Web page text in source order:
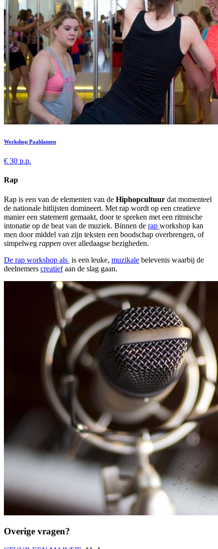
Workshop Paaldansen
€ 30 p.p.
Rap
Rap is een van de elementen van de Hiphopcultuur dat momenteel
de nationale hitlijsten domineert. Met rap wordt op een creatieve
manier een statement gemaakt, door te spreken met een ritmische
intonatie op de beat van de muziek. Binnen de rap workshop kan
men door middel van zijn teksten een boodschap overbrengen, of
simpelweg rappen over alledaagse bezigheden.
De rap workshop als is een leuke, muzikale belevenis waarbij de
deelnemers creatiefaan de slag gaan.
Overige vragen?